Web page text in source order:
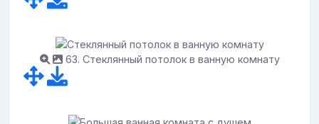
63. Стеклянный потолок в ванную комнату